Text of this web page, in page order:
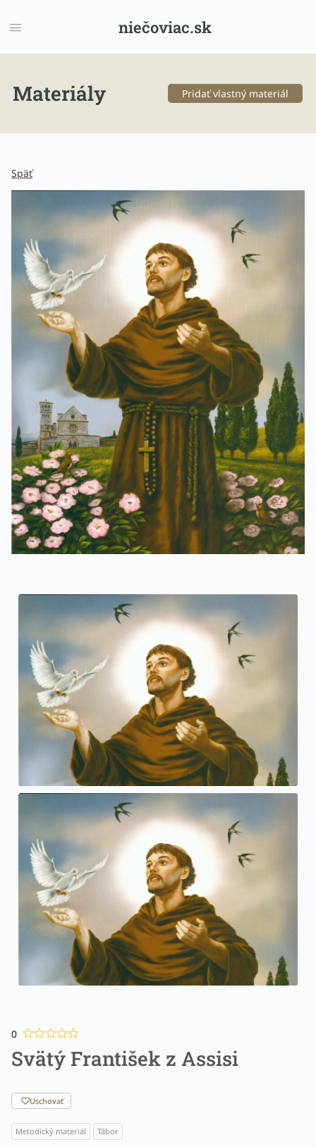
niečoviac.sk
Materiály Pridať vlastný materiál
Späť
0
Svätý František z Assisi
Uschovať
Metodický materiál Tábor